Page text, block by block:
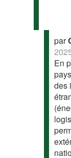
par
En
des